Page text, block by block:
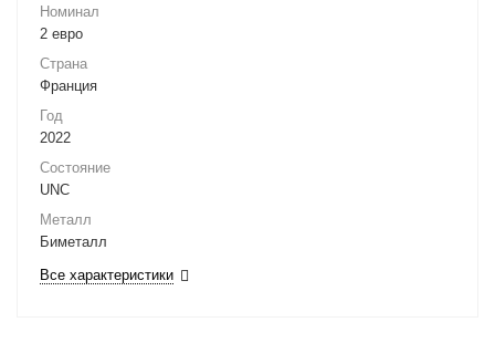
Номинал
2 евро
Страна
Франция
Год
2022
Состояние
UNC
Металл
Биметалл
Все характеристики